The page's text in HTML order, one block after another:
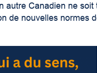
autre Canadien ne
de nouvelles normes